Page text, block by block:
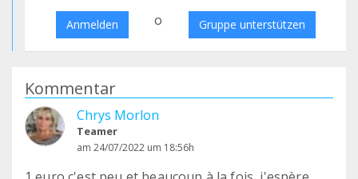
Anmelden o Gruppe unterstützen
Kommentar
Chrys Morlon
Teamer
am 24/07/2022 um 18:56h